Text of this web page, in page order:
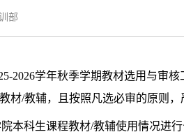
部
2026学年秋季学期教材选用与审核
材/教辅，且按照凡选必审的原则，
本科生课程教材/教辅使用情况进